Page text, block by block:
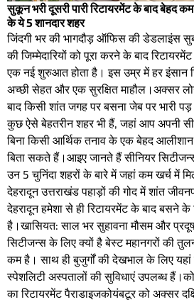
सुकून भरी दूसरी पारी रिटायरमेंट के बाद बेहद
के ये 5 शानदार शहर
जिंदगी भर की भागदौड़ ऑफिस की डेडलाइंस
की जिम्मेदारियों को पूरा करने के बाद
एक नई शुरुआत होता है। इस उम्र में हर इंसान
अच्छी सेहत और एक सुरक्षित माहौल।​अक्सर
बाद किसी शांत जगह पर बसना जेब पर भारी
कुछ ऐसे बेहतरीन शहर भी हैं, जहां आप अपनी
बिना किसी आर्थिक तनाव के एक बेहद
बिता सकते हैं।​आइए जानते हैं सीनियर
उन 5 चुनिंदा शहरों के बारे में जहां कम खर्च में
देहरादून उत्तराखंड पहाड़ों की गोद में शांत
देहरादून हमेशा से ही रिटायरमेंट के बाद बसने के
है।​खासियत: साल भर सुहावना मौसम और
सिटीजन्स के लिए क्यों है बेस्ट महानगरों की
कम है। साथ ही बुजुर्गों की देखभाल के लिए
स्पेशलिटी अस्पतालों की सुविधाएं उपलब्ध
का रिटायरमेंट पैराडाइज​कोयंबटूर को अक्सर